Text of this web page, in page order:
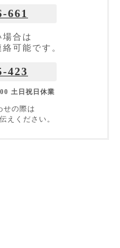
661
合は
可能です。
423
土日祝日休業
せの際は
えください。